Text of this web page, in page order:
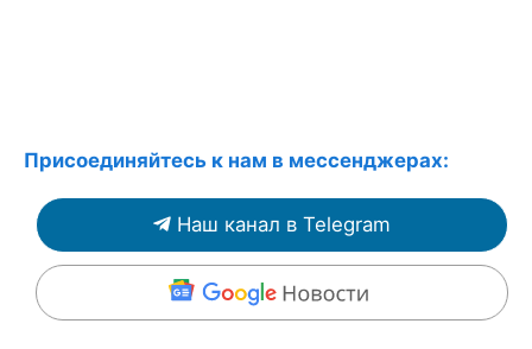
Присоединяйтесь к нам в мессенджерах:
Наш канал в Telegram